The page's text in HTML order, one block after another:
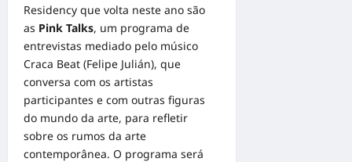
Residency que volta neste ano são
as Pink Talks, um programa de
entrevistas mediado pelo músico
Craca Beat (Felipe Julián), que
conversa com os artistas
participantes e com outras figuras
do mundo da arte, para refletir
sobre os rumos da arte
contemporânea. O programa será